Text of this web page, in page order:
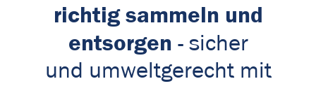
richtig sammeln und
entsorgen - sicher
und umweltgerecht mit